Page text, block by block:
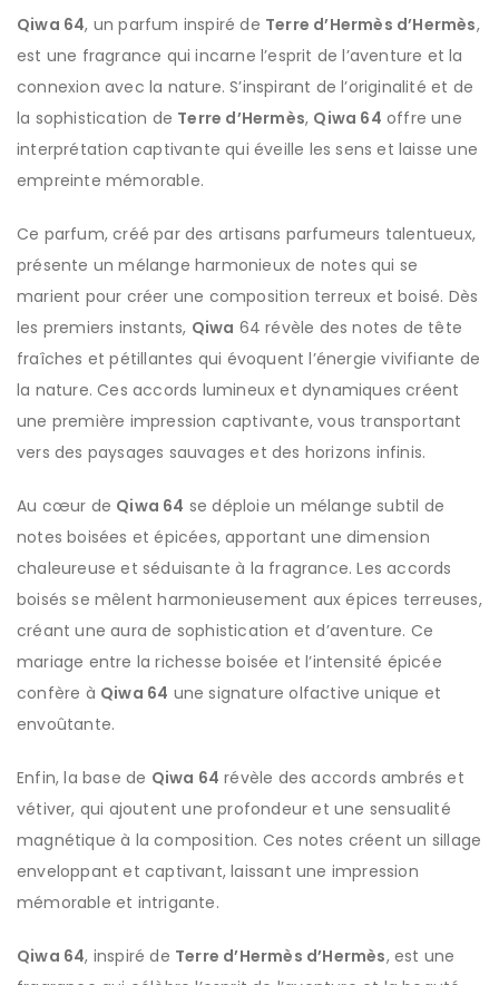
Qiwa 64, un parfum inspiré de Terre d’Hermès d’Hermès,
est une fragrance qui incarne l’esprit de l’aventure et la
connexion avec la nature. S’inspirant de l’originalité et de
la sophistication de Terre d’Hermès, Qiwa 64 offre une
interprétation captivante qui éveille les sens et laisse une
empreinte mémorable.
Ce parfum, créé par des artisans parfumeurs talentueux,
présente un mélange harmonieux de notes qui se
marient pour créer une composition terreux et boisé. Dès
les premiers instants, Qiwa 64 révèle des notes de tête
fraîches et pétillantes qui évoquent l’énergie vivifiante de
la nature. Ces accords lumineux et dynamiques créent
une première impression captivante, vous transportant
vers des paysages sauvages et des horizons infinis.
Au cœur de Qiwa 64 se déploie un mélange subtil de
notes boisées et épicées, apportant une dimension
chaleureuse et séduisante à la fragrance. Les accords
boisés se mêlent harmonieusement aux épices terreuses,
créant une aura de sophistication et d’aventure. Ce
mariage entre la richesse boisée et l’intensité épicée
confère à Qiwa 64 une signature olfactive unique et
envoûtante.
Enfin, la base de Qiwa 64 révèle des accords ambrés et
vétiver, qui ajoutent une profondeur et une sensualité
magnétique à la composition. Ces notes créent un sillage
enveloppant et captivant, laissant une impression
mémorable et intrigante.
Qiwa 64, inspiré de Terre d’Hermès d’Hermès, est une